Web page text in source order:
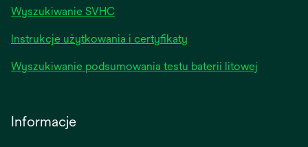
Wyszukiwanie SVHC
Instrukcje użytkowania i certyfikaty
Wyszukiwanie podsumowania testu baterii litowej
Informacje